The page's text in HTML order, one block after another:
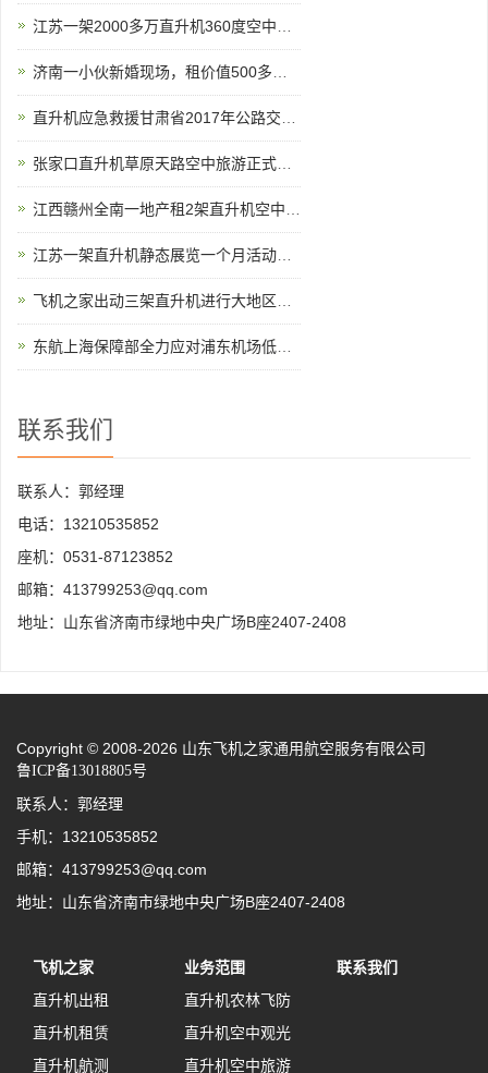
江苏一架2000多万直升机360度空中看房
济南一小伙新婚现场，租价值500多万的直升机助阵
直升机应急救援甘肃省2017年公路交通地震应急开启
张家口直升机草原天路空中旅游正式开启
江西赣州全南一地产租2架直升机空中看房
江苏一架直升机静态展览一个月活动如期举行
飞机之家出动三架直升机进行大地区农喷作业
东航上海保障部全力应对浦东机场低云天气
联系我们
联系人：郭经理
电话：13210535852
座机：0531-87123852
邮箱：413799253@qq.com
地址：山东省济南市绿地中央广场B座2407-2408
Copyright © 2008-2026 山东飞机之家通用航空服务有限公司
鲁ICP备13018805号
联系人：郭经理
手机：13210535852
邮箱：413799253@qq.com
地址：山东省济南市绿地中央广场B座2407-2408
飞机之家
直升机出租
直升机租赁
直升机航测
业务范围
直升机农林飞防
直升机空中观光
直升机空中旅游
联系我们